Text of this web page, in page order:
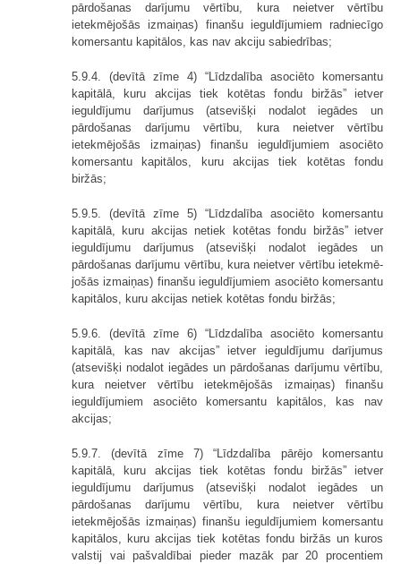
pārdošanas darījumu vērtību, kura neietver vērtību
ietekmējošās izmaiņas) finanšu ieguldījumiem radniecīgo
komersantu kapitālos, kas nav akciju sabiedrības;
5.9.4. (devītā zīme 4) “Līdzdalība asociēto komersantu
kapitālā, kuru akcijas tiek kotētas fondu biržās” ietver
ieguldījumu darījumus (atsevišķi noda­lot iegādes un
pārdošanas darījumu vērtību, kura neietver vērtību
ietekmējošās izmaiņas) finanšu ieguldījumiem asociēto
komersantu kapitālos, kuru akcijas tiek kotētas fondu
biržās;
5.9.5. (devītā zīme 5) “Līdzdalība asociēto komersantu
kapitālā, kuru akcijas netiek kotētas fondu biržās” ietver
ieguldījumu darījumus (atsevišķi nodalot iegādes un
pārdošanas darījumu vērtību, kura neietver vērtību ietekmē­
jošās izmaiņas) finanšu ieguldījumiem asociēto komersantu
kapitālos, kuru akcijas netiek kotētas fondu biržās;
5.9.6. (devītā zīme 6) “Līdzdalība asociēto komersantu
kapitālā, kas nav akcijas” ietver ieguldījumu darījumus
(atsevišķi nodalot iegādes un pārdošanas darījumu vērtību,
kura neietver vērtību ietekmējošās izmaiņas) finanšu
ieguldī­jumiem asociēto komersantu kapitālos, kas nav
akcijas;
5.9.7. (devītā zīme 7) “Līdzdalība pārējo komersantu
kapitālā, kuru akcijas tiek kotētas fondu biržās” ietver
ieguldījumu darījumus (atsevišķi noda­lot iegādes un
pārdošanas darījumu vērtību, kura neietver vērtību
ietekmējošās izmaiņas) finanšu ieguldījumiem komersantu
kapitālos, kuru akcijas tiek kotētas fondu biržās un kuros
valstij vai pašvaldībai pieder mazāk par 20 procentiem